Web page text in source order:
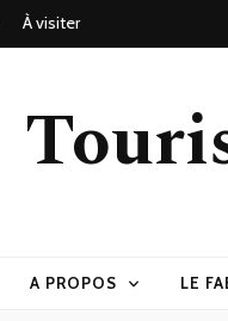
À visiter
A PROPOS LE